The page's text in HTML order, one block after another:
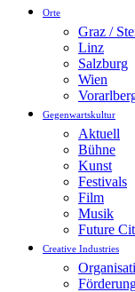
Orte
Graz /
Linz
Salzburg
Wien
Gegenwartskultur
Aktuell
Bühne
Kunst
Festivals
Film
Musik
Future
Creative Industries